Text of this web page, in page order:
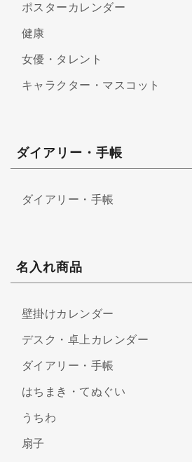
ポスターカレンダー
健康
女優・タレント
キャラクター・マスコット
ダイアリー・手帳
ダイアリー・手帳
名入れ商品
壁掛けカレンダー
デスク・卓上カレンダー
ダイアリー・手帳
はちまき・てぬぐい
うちわ
扇子